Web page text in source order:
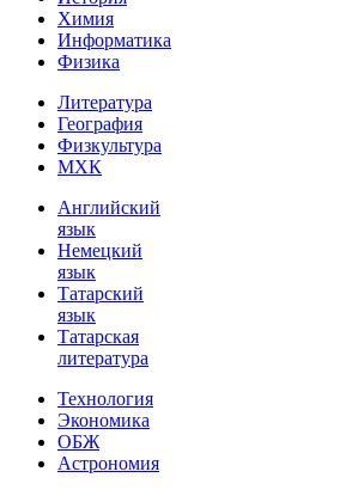
Химия
Информатика
Физика
Литература
География
Физкультура
МХК
Английский
язык
Немецкий
язык
Татарский
язык
Татарская
литература
Технология
Экономика
ОБЖ
Астрономия